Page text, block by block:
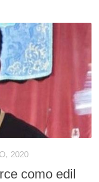
2020
como edil